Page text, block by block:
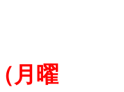
月曜